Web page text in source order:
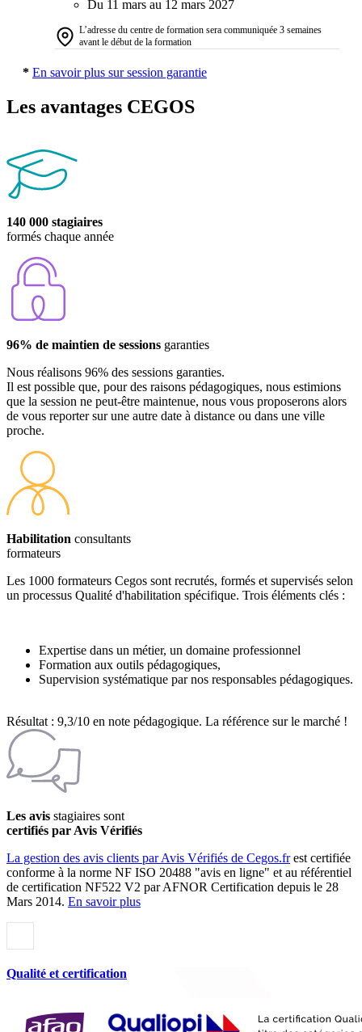
Du 11 mars au 12 mars 2027
L’adresse du centre de formation sera communiquée 3 semaines
avant le début de la formation
* En savoir plus sur session garantie
Les avantages CEGOS
140 000 stagiaires
formés chaque année
96% de maintien de sessions garanties
Nous réalisons 96% des sessions garanties.
Il est possible que, pour des raisons pédagogiques, nous estimions
que la session ne peut-être maintenue, nous vous proposerons alors
de vous reporter sur une autre date à distance ou dans une ville
proche.
Habilitation consultants
formateurs
Les 1000 formateurs Cegos sont recrutés, formés et supervisés selon
un processus Qualité d'habilitation spécifique. Trois éléments clés :
Expertise dans un métier, un domaine professionnel
Formation aux outils pédagogiques,
Supervision systématique par nos responsables pédagogiques.
Résultat : 9,3/10 en note pédagogique. La référence sur le marché !
Les avis stagiaires sont
certifiés par Avis Vérifiés
La gestion des avis clients par Avis Vérifiés de Cegos.frest certifiée
conforme à la norme NF ISO 20488 "avis en ligne" et au référentiel
de certification NF522 V2 par AFNOR Certification depuis le 28
Mars 2014. En savoir plus
Qualité et certification